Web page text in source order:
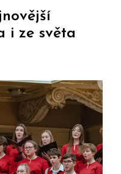
i ze světa